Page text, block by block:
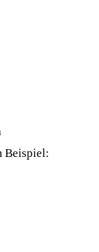
Beispiel: